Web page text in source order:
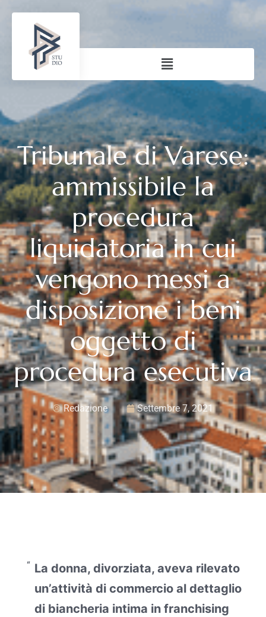
Tribunale di Varese:
ammissibile la
procedura
liquidatoria in cui
vengono messi a
disposizione i beni
oggetto di
procedura esecutiva
Redazione Settembre 7, 2021
La donna, divorziata, aveva rilevato
un’attività di commercio al dettaglio
di biancheria intima in franchising